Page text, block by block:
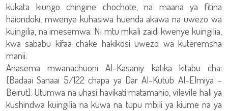
kukata kiungo chingine chochote, na maana ya fitina
haiondoki, mwenye kuhasiwa huenda akawa na uwezo wa
kuingilia, na imesemwa: Ni mtu mkali zaidi kwenye kuingilia,
kwa sababu kifaa chake hakikosi uwezo wa kuteremsha
manii.
Anasema mwanachuoni Al-Kasaniy katika kitabu cha:
[Badaai Sanaai 5/122 chapa ya Dar Al-Kutub Al-Elmiya –
Beirut]: Utumwa na uhasi havikati matamanio, vilevile hali ya
kushindwa kuingilia na kuwa na tupu mbili ya kiume na ya